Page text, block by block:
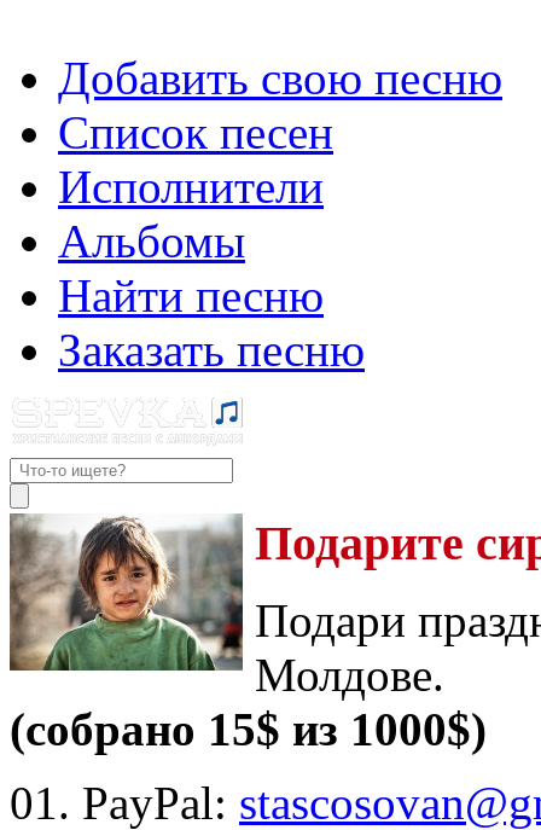
Добавить свою песню
Список песен
Исполнители
Альбомы
Найти песню
Заказать песню
Подарите
Подари
Молдове.
(собрано 15$ из 1000$)
01. PayPal: